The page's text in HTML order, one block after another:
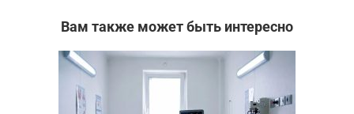
Вам также может быть интересно